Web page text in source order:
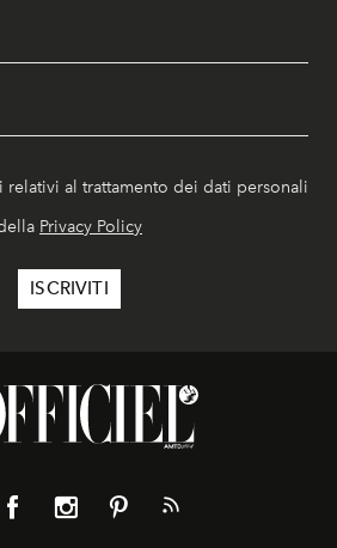
relativi al trattamento dei dati personali
Privacy Policy